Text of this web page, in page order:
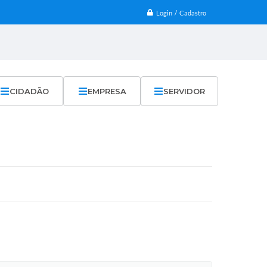
Login / Cadastro
CIDADÃO EMPRESA SERVIDOR